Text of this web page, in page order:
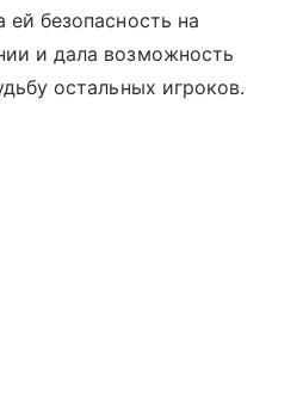
ей безопасность на
и дала возможность
остальных игроков.